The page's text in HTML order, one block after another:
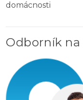
domácnosti
Odborník